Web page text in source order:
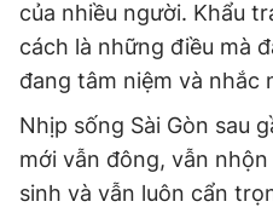
của nhiều người. Khẩu
cách là những điều mà
đang tâm niệm và nhắc
Nhịp sống Sài Gòn sau
mới vẫn đông, vẫn
sinh và vẫn luôn cẩn